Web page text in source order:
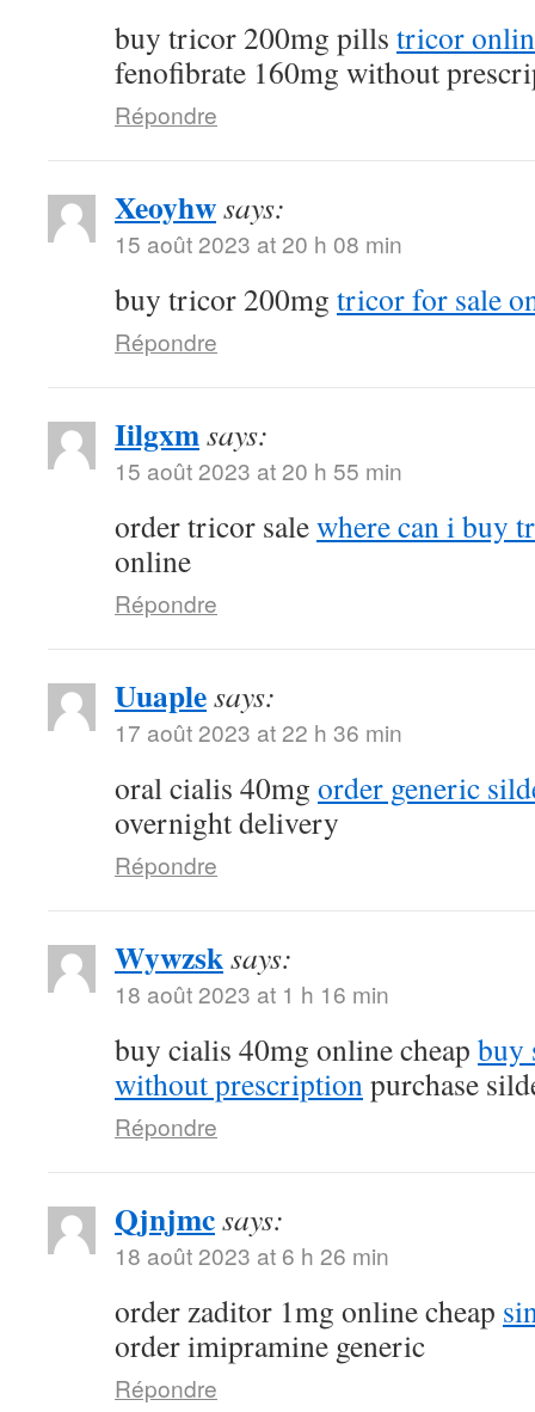
buy tricor 200mg pills tricor
fenofibrate 160mg without
Répondre
Xeoyhwsays:
15 août 2023 at 20 h 08 min
buy tricor 200mg tricor for sale
Répondre
Iilgxmsays:
15 août 2023 at 20 h 55 min
order tricor salewhere can i buy
online
Répondre
Uuaplesays:
17 août 2023 at 22 h 36 min
oral cialis 40mg order generic
overnight delivery
Répondre
Wywzsksays:
18 août 2023 at 1 h 16 min
buy cialis 40mg online cheap buy
without prescriptionpurchase
Répondre
Qjnjmcsays:
18 août 2023 at 6 h 26 min
order zaditor 1mg online cheap
order imipramine generic
Répondre